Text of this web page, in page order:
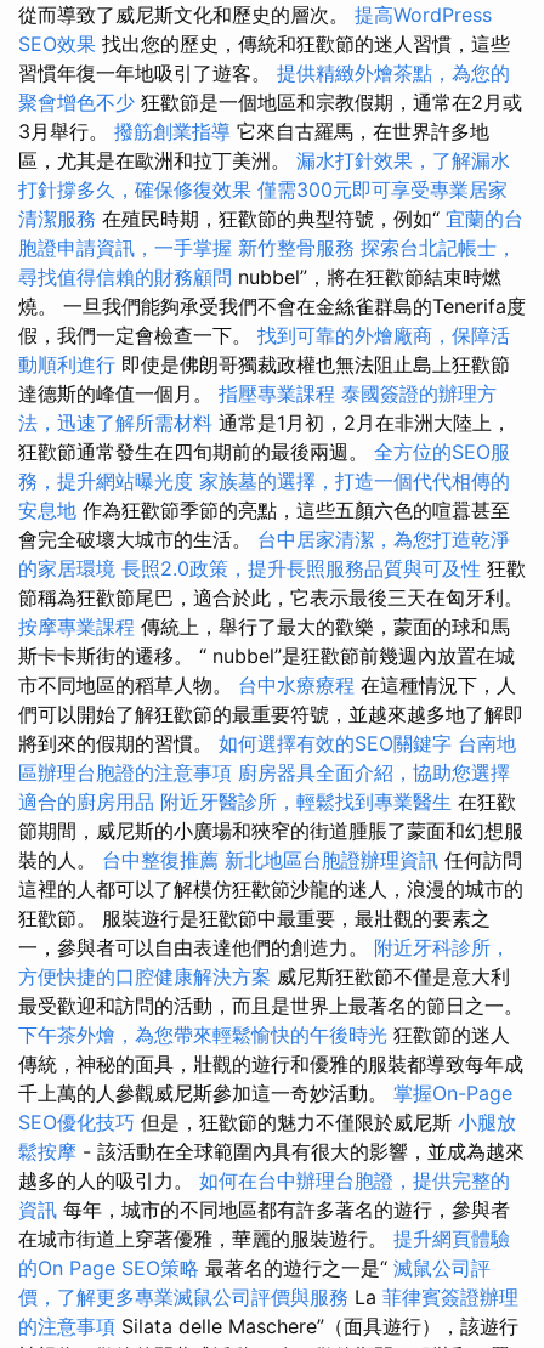
從而導致了威尼斯文化和歷史的層次。 提高WordPress
SEO效果 找出您的歷史，傳統和狂歡節的迷人習慣，這些
習慣年復一年地吸引了遊客。 提供精緻外燴茶點，為您的
聚會增色不少 狂歡節是一個地區和宗教假期，通常在2月或
3月舉行。 撥筋創業指導 它來自古羅馬，在世界許多地
區，尤其是在歐洲和拉丁美洲。 漏水打針效果，了解漏水
打針撐多久，確保修復效果 僅需300元即可享受專業居家
清潔服務 在殖民時期，狂歡節的典型符號，例如“ 宜蘭的台
胞證申請資訊，一手掌握 新竹整骨服務 探索台北記帳士，
尋找值得信賴的財務顧問 nubbel”，將在狂歡節結束時燃
燒。 一旦我們能夠承受我們不會在金絲雀群島的Tenerifa度
假，我們一定會檢查一下。 找到可靠的外燴廠商，保障活
動順利進行 即使是佛朗哥獨裁政權也無法阻止島上狂歡節
達德斯的峰值一個月。 指壓專業課程 泰國簽證的辦理方
法，迅速了解所需材料 通常是1月初，2月在非洲大陸上，
狂歡節通常發生在四旬期前的最後兩週。 全方位的SEO服
務，提升網站曝光度 家族墓的選擇，打造一個代代相傳的
安息地 作為狂歡節季節的亮點，這些五顏六色的喧囂甚至
會完全破壞大城市的生活。 台中居家清潔，為您打造乾淨
的家居環境 長照2.0政策，提升長照服務品質與可及性 狂歡
節稱為狂歡節尾巴，適合於此，它表示最後三天在匈牙利。
按摩專業課程 傳統上，舉行了最大的歡樂，蒙面的球和馬
斯卡卡斯街的遷移。 “ nubbel”是狂歡節前幾週內放置在城
市不同地區的稻草人物。 台中水療療程 在這種情況下，人
們可以開始了解狂歡節的最重要符號，並越來越多地了解即
將到來的假期的習慣。 如何選擇有效的SEO關鍵字 台南地
區辦理台胞證的注意事項 廚房器具全面介紹，協助您選擇
適合的廚房用品 附近牙醫診所，輕鬆找到專業醫生 在狂歡
節期間，威尼斯的小廣場和狹窄的街道腫脹了蒙面和幻想服
裝的人。 台中整復推薦 新北地區台胞證辦理資訊 任何訪問
這裡的人都可以了解模仿狂歡節沙龍的迷人，浪漫的城市的
狂歡節。 服裝遊行是狂歡節中最重要，最壯觀的要素之
一，參與者可以自由表達他們的創造力。 附近牙科診所，
方便快捷的口腔健康解決方案 威尼斯狂歡節不僅是意大利
最受歡迎和訪問的活動，而且是世界上最著名的節日之一。
下午茶外燴，為您帶來輕鬆愉快的午後時光 狂歡節的迷人
傳統，神秘的面具，壯觀的遊行和優雅的服裝都導致每年成
千上萬的人參觀威尼斯參加這一奇妙活動。 掌握On-Page
SEO優化技巧 但是，狂歡節的魅力不僅限於威尼斯 小腿放
鬆按摩 - 該活動在全球範圍內具有很大的影響，並成為越來
越多的人的吸引力。 如何在台中辦理台胞證，提供完整的
資訊 每年，城市的不同地區都有許多著名的遊行，參與者
在城市街道上穿著優雅，華麗的服裝遊行。 提升網頁體驗
的On Page SEO策略 最著名的遊行之一是“ 滅鼠公司評
價，了解更多專業滅鼠公司評價與服務 La 菲律賓簽證辦理
的注意事項 Silata delle Maschere”（面具遊行），該遊行